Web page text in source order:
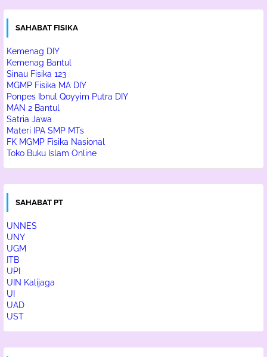
SAHABAT FISIKA
Kemenag DIY
Kemenag Bantul
Sinau Fisika 123
MGMP Fisika MA DIY
Ponpes Ibnul Qoyyim Putra DIY
MAN 2 Bantul
Satria Jawa
Materi IPA SMP MTs
FK MGMP Fisika Nasional
Toko Buku Islam Online
SAHABAT PT
UNNES
UNY
UGM
ITB
UPI
UIN Kalijaga
UI
UAD
UST